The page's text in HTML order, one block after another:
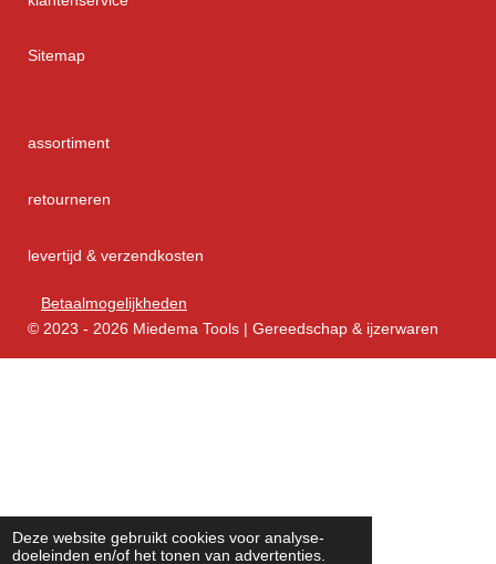
Deze website gebruikt cookies voor analyse-
doeleinden en/of het tonen van advertenties.
Sitemap
assortiment
retourneren
levertijd & verzendkosten
Betaalmogelijkheden
© 2023 - 2026 Miedema Tools | Gereedschap & ijzerwaren